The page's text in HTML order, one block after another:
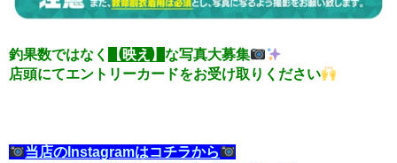
釣果数ではなく 【映え】 な写真大募集
店頭にてエントリーカードをお受け取りください
当店のInstagramはコチラから